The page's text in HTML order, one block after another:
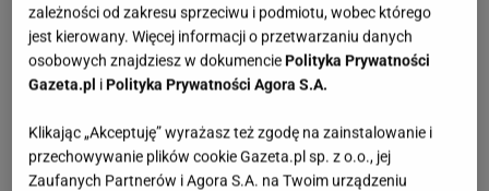
zależności od zakresu sprzeciwu i podmiotu, wobec którego
jest kierowany. Więcej informacji o przetwarzaniu danych
osobowych znajdziesz w dokumencie Polityka Prywatności
Gazeta.pl i Polityka Prywatności Agora S.A.
Klikając „Akceptuję” wyrażasz też zgodę na zainstalowanie i
przechowywanie plików cookie Gazeta.pl sp. z o.o., jej
Zaufanych Partnerów i Agora S.A. na Twoim urządzeniu